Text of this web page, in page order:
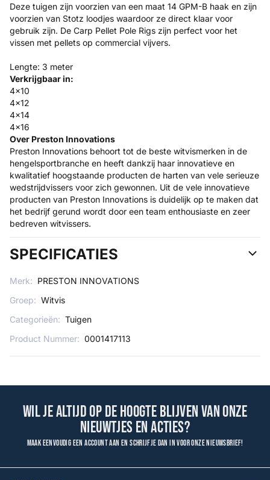
Deze tuigen zijn voorzien van een maat 14 GPM-B haak en zijn
voorzien van Stotz loodjes waardoor ze direct klaar voor
gebruik zijn. De Carp Pellet Pole Rigs zijn perfect voor het
vissen met pellets op commercial vijvers.
Lengte: 3 meter
Verkrijgbaar in:
4x10
4x12
4x14
4x16
Over Preston Innovations
Preston Innovations behoort tot de beste witvismerken in de
hengelsportbranche en heeft dankzij haar innovatieve en
kwalitatief hoogstaande producten de harten van vele serieuze
wedstrijdvissers voor zich gewonnen. Uit de vele innovatieve
producten van Preston Innovations is duidelijk op te maken dat
het bedrijf gerund wordt door een team enthousiaste en zeer
bedreven witvissers.
SPECIFICATIES
Merk: PRESTON INNOVATIONS
Groep: Witvis
Categorieën: Tuigen
Product Nummer: 0001417113
Wil je altijd op de hoogte blijven van onze
nieuwtjes en acties?
Maak eenvoudig een account aan en schrijf je dan in voor onze nieuwsbrief!